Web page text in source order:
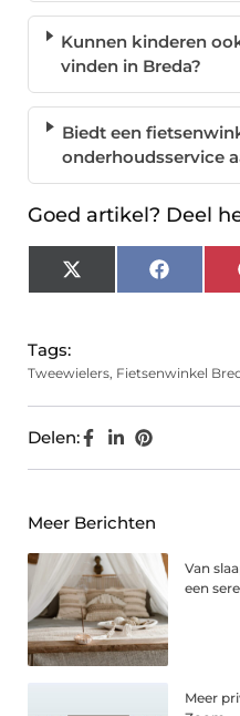
Kunnen kinderen
vinden in Breda?
Biedt een
onderhoudsservice
Goed artikel? Deel
X
(Twitter)
Tags:
Tweewielers, Fietsenwinkel
Delen:
Meer Berichten
Van
een
Meer